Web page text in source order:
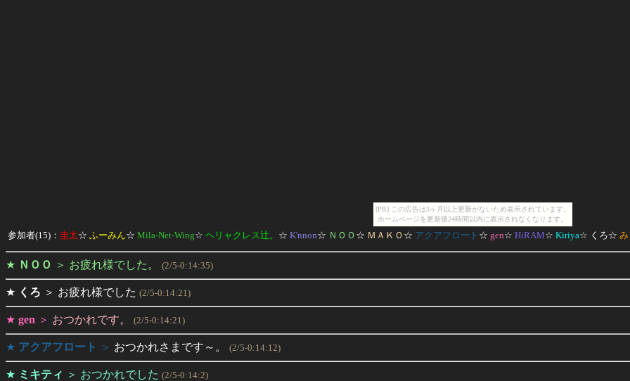
[PR] この広告は3ヶ月以上更新がないため表示されています。
ホームページを更新後24時間以内に表示されなくなります。
参加者(15)： 圭太☆ ふーみん☆ Mila-Net-Wing☆ ヘリャクレス辻。 ☆ K'nnon☆ ＮＯＯ ☆ ＭＡＫＯ ☆ アクアフロート ☆ gen☆ HiRAM☆ Kiriya☆ くろ☆
★ ＮＯＯ ＞ お疲れ様でした。 (2/5-0:14:35)
★ くろ ＞ お疲れ様でした (2/5-0:14:21)
★ gen ＞ おつかれです。 (2/5-0:14:21)
★ アクアフロート ＞ おつかれさまです～。 (2/5-0:14:12)
★ ミキティ ＞ おつかれでした (2/5-0:14:2)